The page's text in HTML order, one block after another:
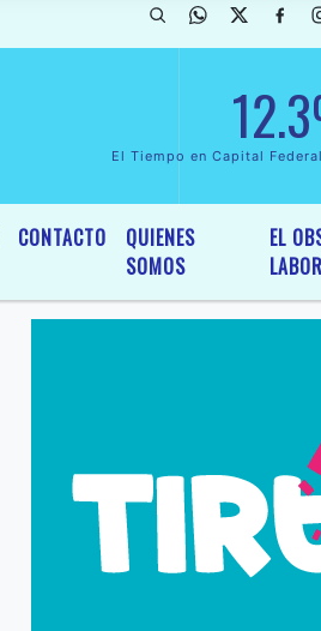
General y Legislativo, por
El Tiempo en Capital Federal
CONTACTO
QUIENES
SOMOS
EL